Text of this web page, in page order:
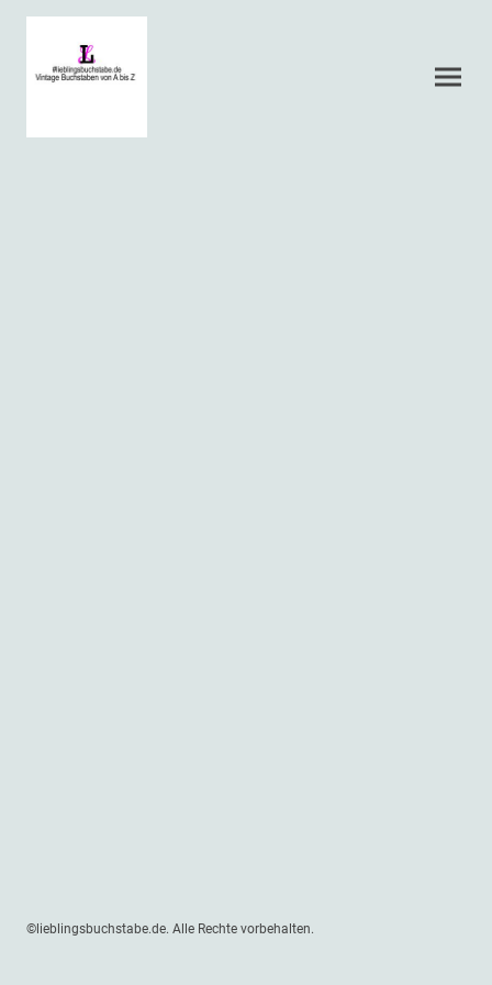
©lieblingsbuchstabe.de. Alle Rechte vorbehalten.